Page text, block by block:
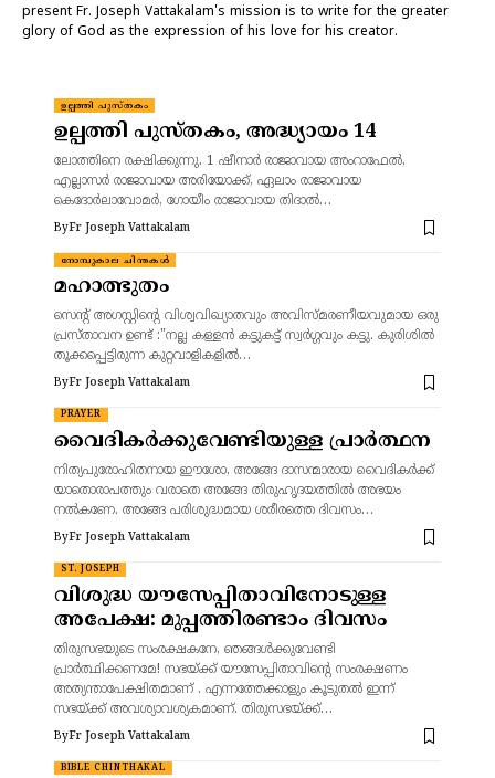
present Fr. Joseph Vattakalam's mission is to write for the greater
glory of God as the expression of his love for his creator.
ഉല്പത്തി പുസ്തകം
ഉല്പത്തി പുസ്തകം, അദ്ധ്യായം 14
ലോത്തിനെ രക്ഷിക്കുന്നു. 1 ഷീനാര്‍ രാജാവായ അംറാഫേല്‍,
എല്ലാസര്‍ രാജാവായ അരിയോക്ക്, ഏലാം രാജാവായ
കെദോര്‍ലാവോമര്‍, ഗോയീം രാജാവായ തിദാല്‍…
ByFr Joseph Vattakalam
നോമ്പുകാല ചിന്തകൾ
മഹാത്ഭുതം
സെന്റ് അഗസ്റ്റിന്റെ വിശ്വവിഖ്യാതവും അവിസ്മരണീയവുമായ ഒരു
പ്രസ്താവന ഉണ്ട് :"നല്ല കള്ളൻ കട്ടുകട്ട് സ്വർഗ്ഗവും കട്ടു. കുരിശില്‍
തൂക്കപ്പെട്ടിരുന്ന കുറ്റവാളികളില്‍…
ByFr Joseph Vattakalam
PRAYER
വൈദികർക്കുവേണ്ടിയുള്ള പ്രാർത്ഥന
നിത്യപുരോഹിതനായ ഈശോ, അങ്ങേ ദാസന്മാരായ വൈദികർക്ക്
യാതൊരാപത്തും വരാതെ അങ്ങേ തിരുഹൃദയത്തിൽ അഭയം
നൽകണേ. അങ്ങേ പരിശുദ്ധമായ ശരീരത്തെ ദിവസം…
ByFr Joseph Vattakalam
ST. JOSEPH
വിശുദ്ധ യൗസേപ്പിതാവിനോടുള്ള
അപേക്ഷ: മുപ്പത്തിരണ്ടാം ദിവസം
തിരുസഭയുടെ സംരക്ഷകനേ, ഞങ്ങൾക്കുവേണ്ടി
പ്രാർത്ഥിക്കണമേ! സഭയ്ക്ക് യൗസേപ്പിതാവിന്റെ സംരക്ഷണം
അത്യന്താപേക്ഷിതമാണ് . എന്നത്തേക്കാളും കൂടുതൽ ഇന്ന്
സഭയ്ക്ക് അവശ്യാവശ്യകമാണ്. തിരുസഭയ്ക്ക്…
ByFr Joseph Vattakalam
BIBLE CHINTHAKAL